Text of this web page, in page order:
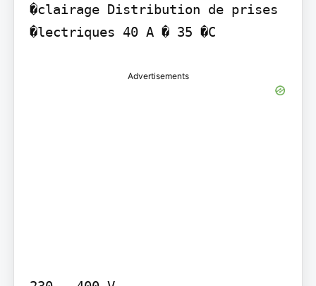
�clairage Distribution de prises
�lectriques 40 A � 35 �C
Advertisements